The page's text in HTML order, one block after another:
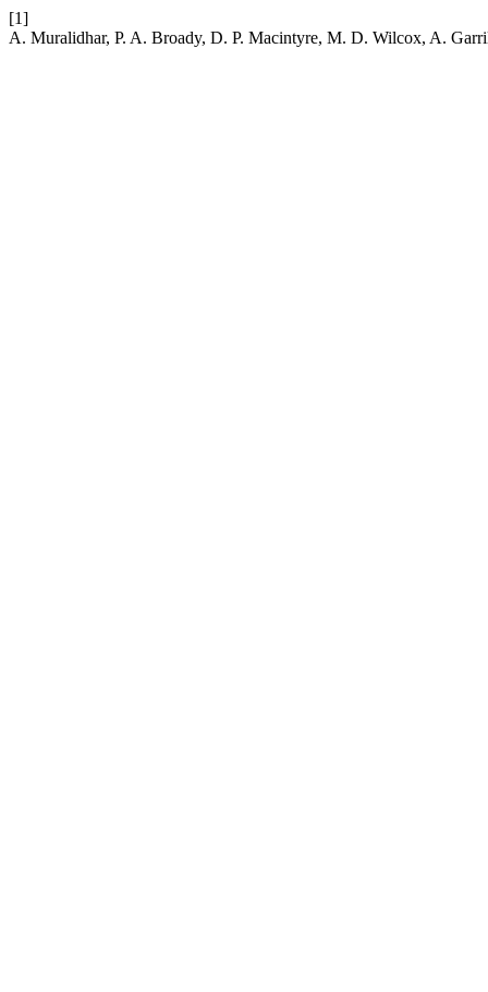
[1]
A. Muralidhar, P. A. Broady, D. P. Macintyre, M. D. Wilcox, A.